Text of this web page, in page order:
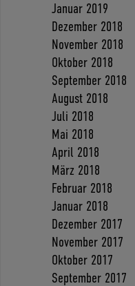
Januar 2019
Dezember 2018
November 2018
Oktober 2018
September 2018
August 2018
Juli 2018
Mai 2018
April 2018
März 2018
Februar 2018
Januar 2018
Dezember 2017
November 2017
Oktober 2017
September 2017